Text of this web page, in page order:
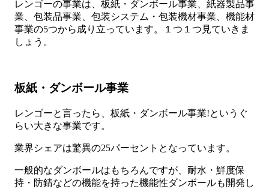
レンゴーの事業は、板紙・ダンボール事業、紙器製品事
業、包装品事業、包装システム・包装機材事業、機能材
事業の5つから成り立っています。１つ１つ見ていきま
しょう。
板紙・ダンボール事業
レンゴーと言ったら、板紙・ダンボール事業!というぐ
らい大きな事業です。
業界シェアは驚異の25パーセントとなっています。
一般的なダンボールはもちろんですが、耐水・鮮度保
持・防錆などの機能を持った機能性ダンボールも開発し